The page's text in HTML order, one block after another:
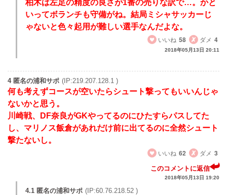
柏木は左足の精度の良さが1番の売りな訳で…。かと
いってボランチも守備がね。結局ミシャサッカーじ
ゃないと色々起用が難しい選手なんだよな。
いいね 58 ダメ 4
2018年05月13日 20:11
4 匿名の浦和サポ (IP:219.207.128.1 )
何も考えずコースが空いたらシュート撃ってもいいんじゃ
ないかと思う。
川崎戦、DF奈良がGKやってるのにひたすらパスしてた
し、マリノス飯倉があれだけ前に出てるのに全然シュート
撃たないし。
いいね 62 ダメ 3
このコメントに返信
2018年05月13日 19:20
4.1 匿名の浦和サポ (IP:60.76.218.52 )